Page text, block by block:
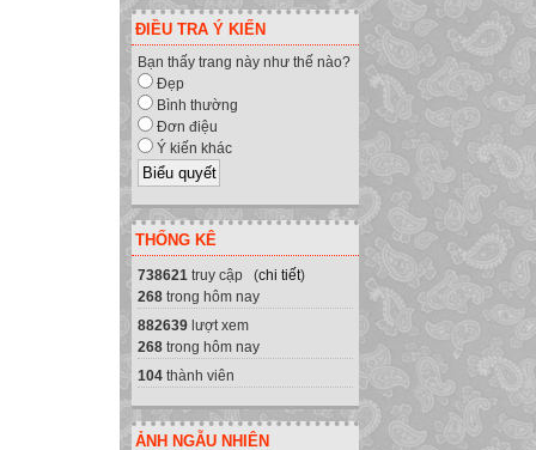
ĐIỀU TRA Ý KIẾN
Bạn thấy trang này như thế nào?
Đẹp
Bình thường
Đơn điệu
Ý kiến khác
THỐNG KÊ
738621 truy cập (chi tiết)
268 trong hôm nay
882639 lượt xem
268 trong hôm nay
104 thành viên
ẢNH NGẪU NHIÊN